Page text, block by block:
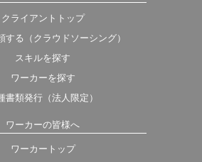
クライアントトップ
する（クラウドソーシング）
スキルを探す
ワーカーを探す
書類発行（法人限定）
ワーカーの皆様へ
ワーカートップ